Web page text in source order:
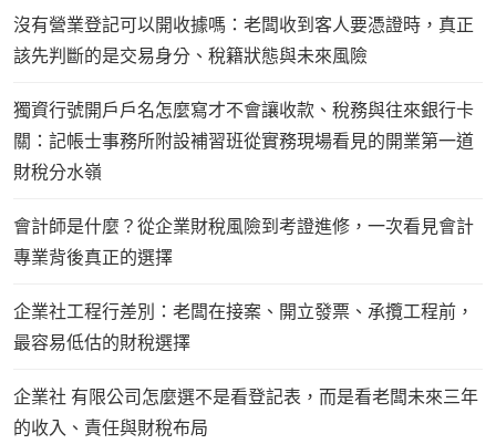
沒有營業登記可以開收據嗎：老闆收到客人要憑證時，真正
該先判斷的是交易身分、稅籍狀態與未來風險
獨資行號開戶戶名怎麼寫才不會讓收款、稅務與往來銀行卡
關：記帳士事務所附設補習班從實務現場看見的開業第一道
財稅分水嶺
會計師是什麼？從企業財稅風險到考證進修，一次看見會計
專業背後真正的選擇
企業社工程行差別：老闆在接案、開立發票、承攬工程前，
最容易低估的財稅選擇
企業社 有限公司怎麼選不是看登記表，而是看老闆未來三年
的收入、責任與財稅布局